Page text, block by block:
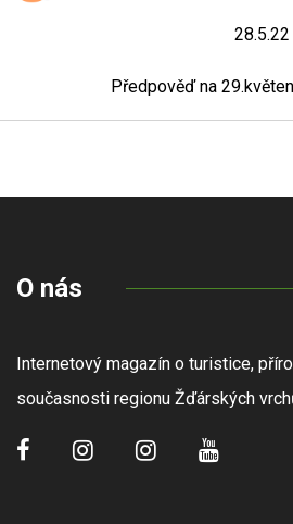
Předpověď na 29.květen
O nás
Internetový magazín o turistice,
současnosti regionu Žďárských